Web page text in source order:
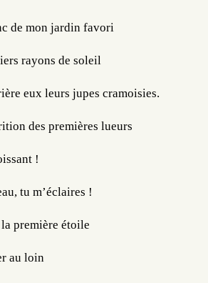
de mon jardin favori
rayons de soleil
eux leurs jupes cramoisies.
des premières lueurs
!
tu m’éclaires !
la première étoile
au loin